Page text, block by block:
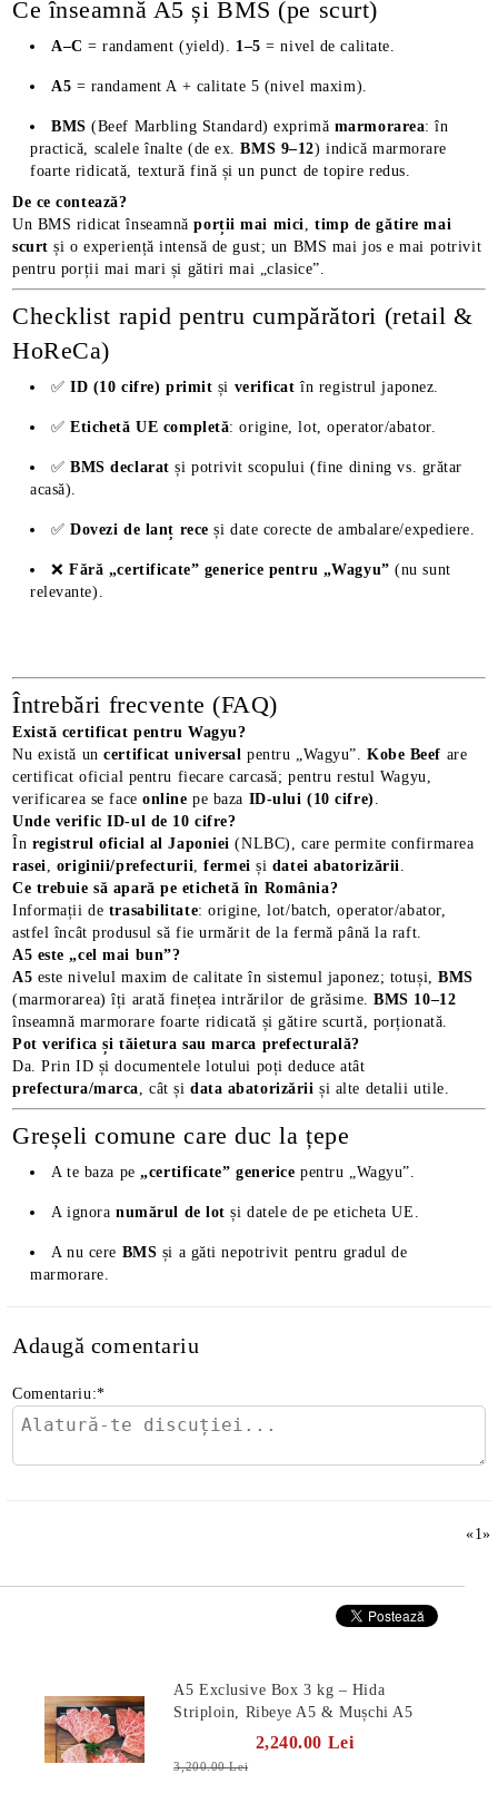
Ce înseamnă A5 și BMS (pe scurt)
A–C = randament (yield). 1–5 = nivel de calitate.
A5 = randament A + calitate 5 (nivel maxim).
BMS (Beef Marbling Standard) exprimă marmorarea: în
practică, scalele înalte (de ex.BMS 9–12) indică marmorare
foarte ridicată, textură fină și un punct de topire redus.
De ce contează?
Un BMS ridicat înseamnăporții mai mici, timp de gătire mai
scurt și o experiență intensă de gust; un BMS mai jos e mai potrivit
pentru porții mai mari și gătiri mai „clasice”.
Checklist rapid pentru cumpărători (retail &
HoReCa)
✅ID (10 cifre) primit și verificat în registrul japonez.
✅Etichetă UE completă: origine, lot, operator/abator.
✅BMS declarat și potrivit scopului (fine dining vs. grătar
acasă).
✅Dovezi de lanț rece și date corecte de ambalare/expediere.
❌Fără „certificate” generice pentru „Wagyu” (nu sunt
relevante).
Întrebări frecvente (FAQ)
Există certificat pentru Wagyu?
Nu există uncertificat universal pentru „Wagyu”.Kobe Beef are
certificat oficial pentru fiecare carcasă; pentru restul Wagyu,
verificarea se faceonline pe baza ID-ului (10 cifre) .
Unde verific ID-ul de 10 cifre?
În registrul oficial al Japoniei (NLBC), care permite confirmarea
rasei, originii/prefecturii,fermei și datei abatorizării.
Ce trebuie să apară pe etichetă în România?
Informații de trasabilitate: origine, lot/batch, operator/abator,
astfel încât produsul să fie urmărit de la fermă până la raft.
A5 este „cel mai bun”?
A5 este nivelul maxim de calitate în sistemul japonez; totuși,BMS
(marmorarea) îți arată finețea intrărilor de grăsime.BMS 10–12
înseamnă marmorare foarte ridicată și gătire scurtă, porționată.
Pot verifica și tăietura sau marca prefecturală?
Da. Prin ID și documentele lotului poți deduce atât
prefectura/marca, cât șidata abatorizării și alte detalii utile.
Greșeli comune care duc la țepe
A te baza pe„certificate” generice pentru „Wagyu”.
A ignoranumărul de lot și datele de pe eticheta UE.
A nu cere BMS și a găti nepotrivit pentru gradul de
marmorare.
Adaugă comentariu
Comentariu:*
«1»
A5 Exclusive Box 3 kg – Hida
Striploin, Ribeye A5 & Mușchi A5
2,240.00 Lei
3,200.00 Lei